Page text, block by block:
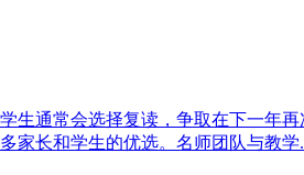
生通常会选择复读，争取在下一年
家长和学生的优选。名师团队与教学